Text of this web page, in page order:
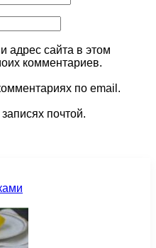
адрес сайта в этом
комментариев.
по email.
почтой.